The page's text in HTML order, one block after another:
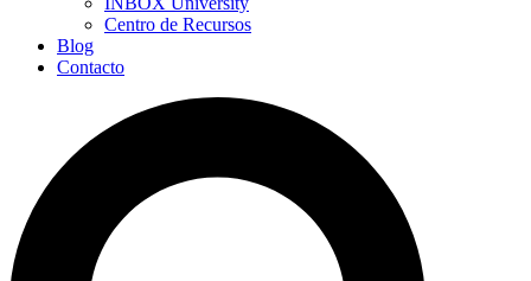
Centro de Recursos
Blog
Contacto